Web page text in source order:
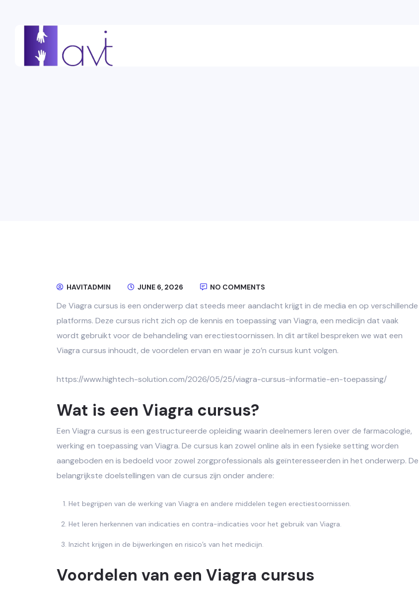
HAVITADMIN JUNE 6, 2026 NO COMMENTS
De Viagra cursus is een onderwerp dat steeds meer aandacht krijgt in de media en op verschillende
platforms. Deze cursus richt zich op de kennis en toepassing van Viagra, een medicijn dat vaak
wordt gebruikt voor de behandeling van erectiestoornissen. In dit artikel bespreken we wat een
Viagra cursus inhoudt, de voordelen ervan en waar je zo’n cursus kunt volgen.
https://www.hightech-solution.com/2026/05/25/viagra-cursus-informatie-en-toepassing/
Wat is een Viagra cursus?
Een Viagra cursus is een gestructureerde opleiding waarin deelnemers leren over de farmacologie,
werking en toepassing van Viagra. De cursus kan zowel online als in een fysieke setting worden
aangeboden en is bedoeld voor zowel zorgprofessionals als geïnteresseerden in het onderwerp. De
belangrijkste doelstellingen van de cursus zijn onder andere:
Het begrijpen van de werking van Viagra en andere middelen tegen erectiestoornissen.
Het leren herkennen van indicaties en contra-indicaties voor het gebruik van Viagra.
Inzicht krijgen in de bijwerkingen en risico’s van het medicijn.
Voordelen van een Viagra cursus